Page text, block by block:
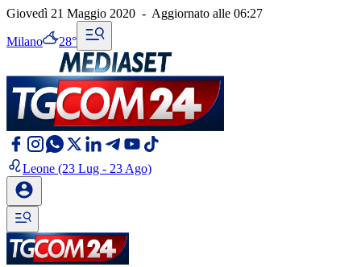
Giovedì 21 Maggio 2020 - Aggiornato alle 06:27
Milano 28°
Leone (23 Lug - 23 Ago)